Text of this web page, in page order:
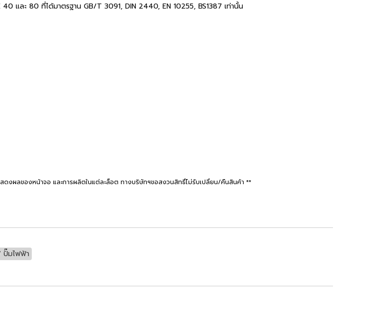
และ 80 ที่ได้มาตรฐาน GB/T 3091, DIN 2440, EN 10255, BS1387 เท่านั้น
ดงผลของหน้าจอ และการผลิตในแต่ละล็อต ทางบริษัทฯขอสงวนสิทธิ์ไม่รับเปลี่ยน/คืนสินค้า **
ปั๊มไฟฟ้า